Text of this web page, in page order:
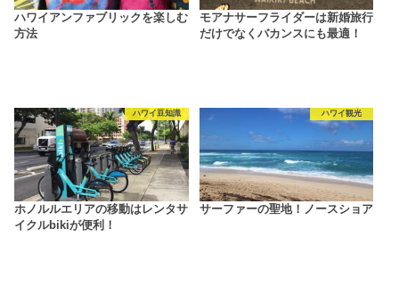
ハワイアンファブリックを楽しむ
方法
モアナサーフライダーは新婚旅行
だけでなくバカンスにも最適！
ハワイ豆知識
ホノルルエリアの移動はレンタサ
イクルbikiが便利！
ハワイ観光
サーファーの聖地！ノースショア